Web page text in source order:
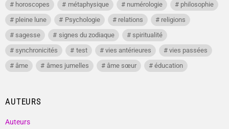
horoscopes
métaphysique numérologie
philosophie
pleine lune
Psychologie relations
religions
sagesse
signes du zodiaque
spiritualité
synchronicités
test vies antérieures
vies passées
âme
âmes jumelles âme sœur éducation
AUTEURS
Auteurs